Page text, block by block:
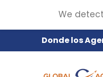
Donde los
We